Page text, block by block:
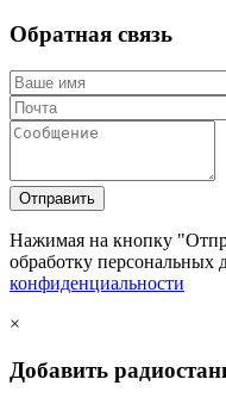
Обратная связь
Отправить
Нажимая на кнопку
обработку персональных
конфиденциальности
×
Добавить